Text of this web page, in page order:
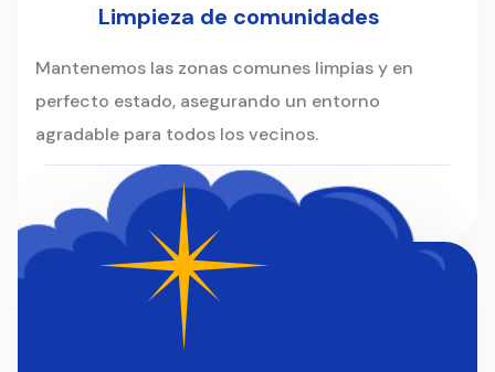
Limpieza de comunidades
Mantenemos las zonas comunes limpias y en
perfecto estado, asegurando un entorno
agradable para todos los vecinos.